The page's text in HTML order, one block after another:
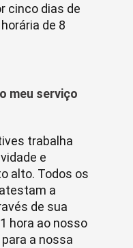
cinco dias de
de 8
meu serviço
trabalha
e
alto. Todos os
a
de sua
hora ao nosso
a nossa